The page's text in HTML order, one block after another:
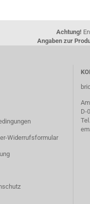
Achtung!
Angaben zur
Widerrufsformular
D-